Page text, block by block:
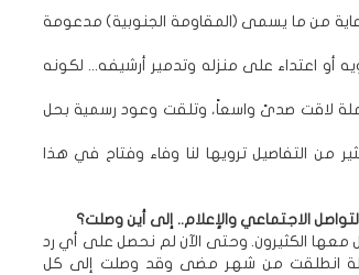
من ما يسمى (المقاومة الجنوبية) مدعومة
أو اعتداء على منزله وتدمير أرشيفه... لكونه
لاقت صدىً واسعاً، وتلقت وعود رسمية بحل
من التفاصيل ترويها لنا وفاء وفتاح في هذا
الاجتماعي والإعلام.. إلى أين وصلت؟
معها الكثيرون. وحتى الآن لم نحصل على أي رد
انطلقت من شهر مضى وقد وصلت إلى كل